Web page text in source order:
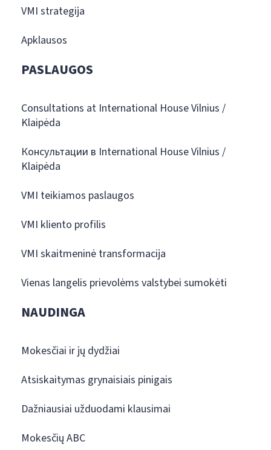
VMI strategija
Apklausos
PASLAUGOS
Consultations at International House Vilnius /
Klaipėda
Консультации в International House Vilnius /
Klaipėda
VMI teikiamos paslaugos
VMI kliento profilis
VMI skaitmeninė transformacija
Vienas langelis prievolėms valstybei sumokėti
NAUDINGA
Mokesčiai ir jų dydžiai
Atsiskaitymas grynaisiais pinigais
Dažniausiai užduodami klausimai
Mokesčių ABC